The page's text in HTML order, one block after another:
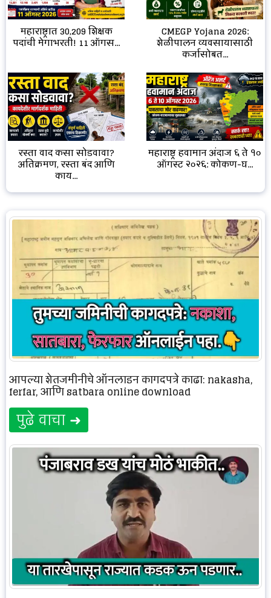
महाराष्ट्रात 30,209 शिक्षक
पदांची मेगाभरती! 11 ऑगस...
CMEGP Yojana 2026:
शेळीपालन व्यवसायासाठी
कर्जासोबत...
रस्ता वाद कसा सोडवावा?
अतिक्रमण, रस्ता बंद आणि
काय...
महाराष्ट्र हवामान अंदाज ६ ते १०
ऑगस्ट २०२६: कोकण-घ...
आपल्या शेतजमीनीचे ऑनलाइन कागदपत्रे काढा: nakasha,
ferfar, आणि satbara online download
पुढे वाचा ➜